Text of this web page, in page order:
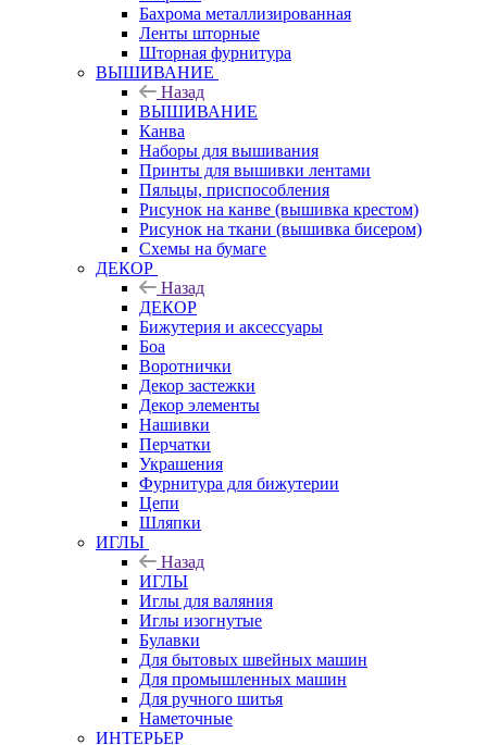
Бахрома металлизированная
Ленты шторные
Шторная фурнитура
ВЫШИВАНИЕ
Назад
ВЫШИВАНИЕ
Канва
Наборы для вышивания
Принты для вышивки лентами
Пяльцы, приспособления
Рисунок на канве (вышивка крестом)
Рисунок на ткани (вышивка бисером)
Схемы на бумаге
ДЕКОР
Назад
ДЕКОР
Бижутерия и аксессуары
Боа
Воротнички
Декор застежки
Декор элементы
Нашивки
Перчатки
Украшения
Фурнитура для бижутерии
Цепи
Шляпки
ИГЛЫ
Назад
ИГЛЫ
Иглы для валяния
Иглы изогнутые
Булавки
Для бытовых швейных машин
Для промышленных машин
Для ручного шитья
Наметочные
ИНТЕРЬЕР